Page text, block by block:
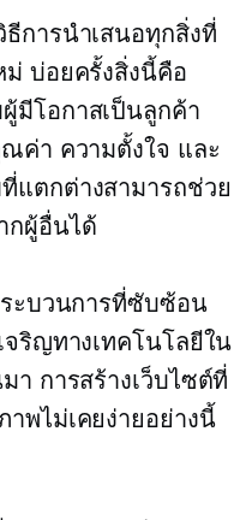
ธีการนำเสนอทุกสิ่งที่
ม่ บ่อยครั้งสิ่งนี้คือ
มีโอกาสเป็นลูกค้า
ค่า ความตั้งใจ และ
แตกต่างสามารถช่วย
กผู้อื่นได้
ระบวนการที่ซับซ้อน
ริญทางเทคโนโลยีใน
า การสร้างเว็บไซต์ที่
พไม่เคยง่ายอย่างนี้